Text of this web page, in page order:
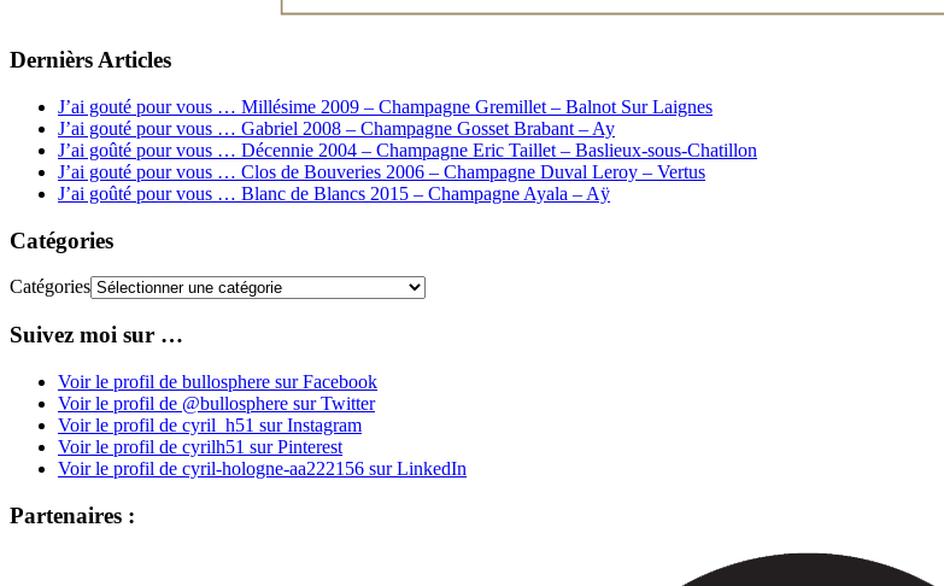
Dernièrs Articles
J’ai gouté pour vous … Millésime 2009 – Champagne Gremillet – Balnot Sur Laignes
J’ai gouté pour vous … Gabriel 2008 – Champagne Gosset Brabant – Ay
J’ai goûté pour vous … Décennie 2004 – Champagne Eric Taillet – Baslieux-sous-Chatillon
J’ai gouté pour vous … Clos de Bouveries 2006 – Champagne Duval Leroy – Vertus
J’ai goûté pour vous … Blanc de Blancs 2015 – Champagne Ayala – Aÿ
Catégories
Catégories
Suivez moi sur …
Voir le profil de bullosphere sur Facebook
Voir le profil de @bullosphere sur Twitter
Voir le profil de cyril_h51 sur Instagram
Voir le profil de cyrilh51 sur Pinterest
Voir le profil de cyril-hologne-aa222156 sur LinkedIn
Partenaires :